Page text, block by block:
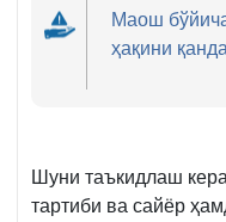
Маош
ҳақини
Шуни таъкидлаш
тартиби ва сайёр